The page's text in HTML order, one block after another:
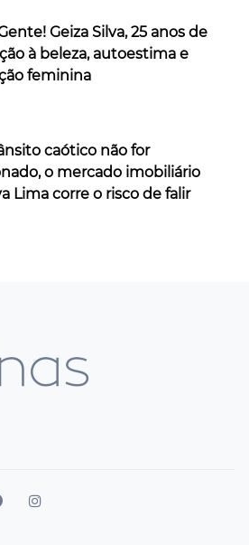
Geiza Silva, 25 anos de
à beleza, autoestima e
feminina
caótico não for
o mercado imobiliário
Lima corre o risco de falir